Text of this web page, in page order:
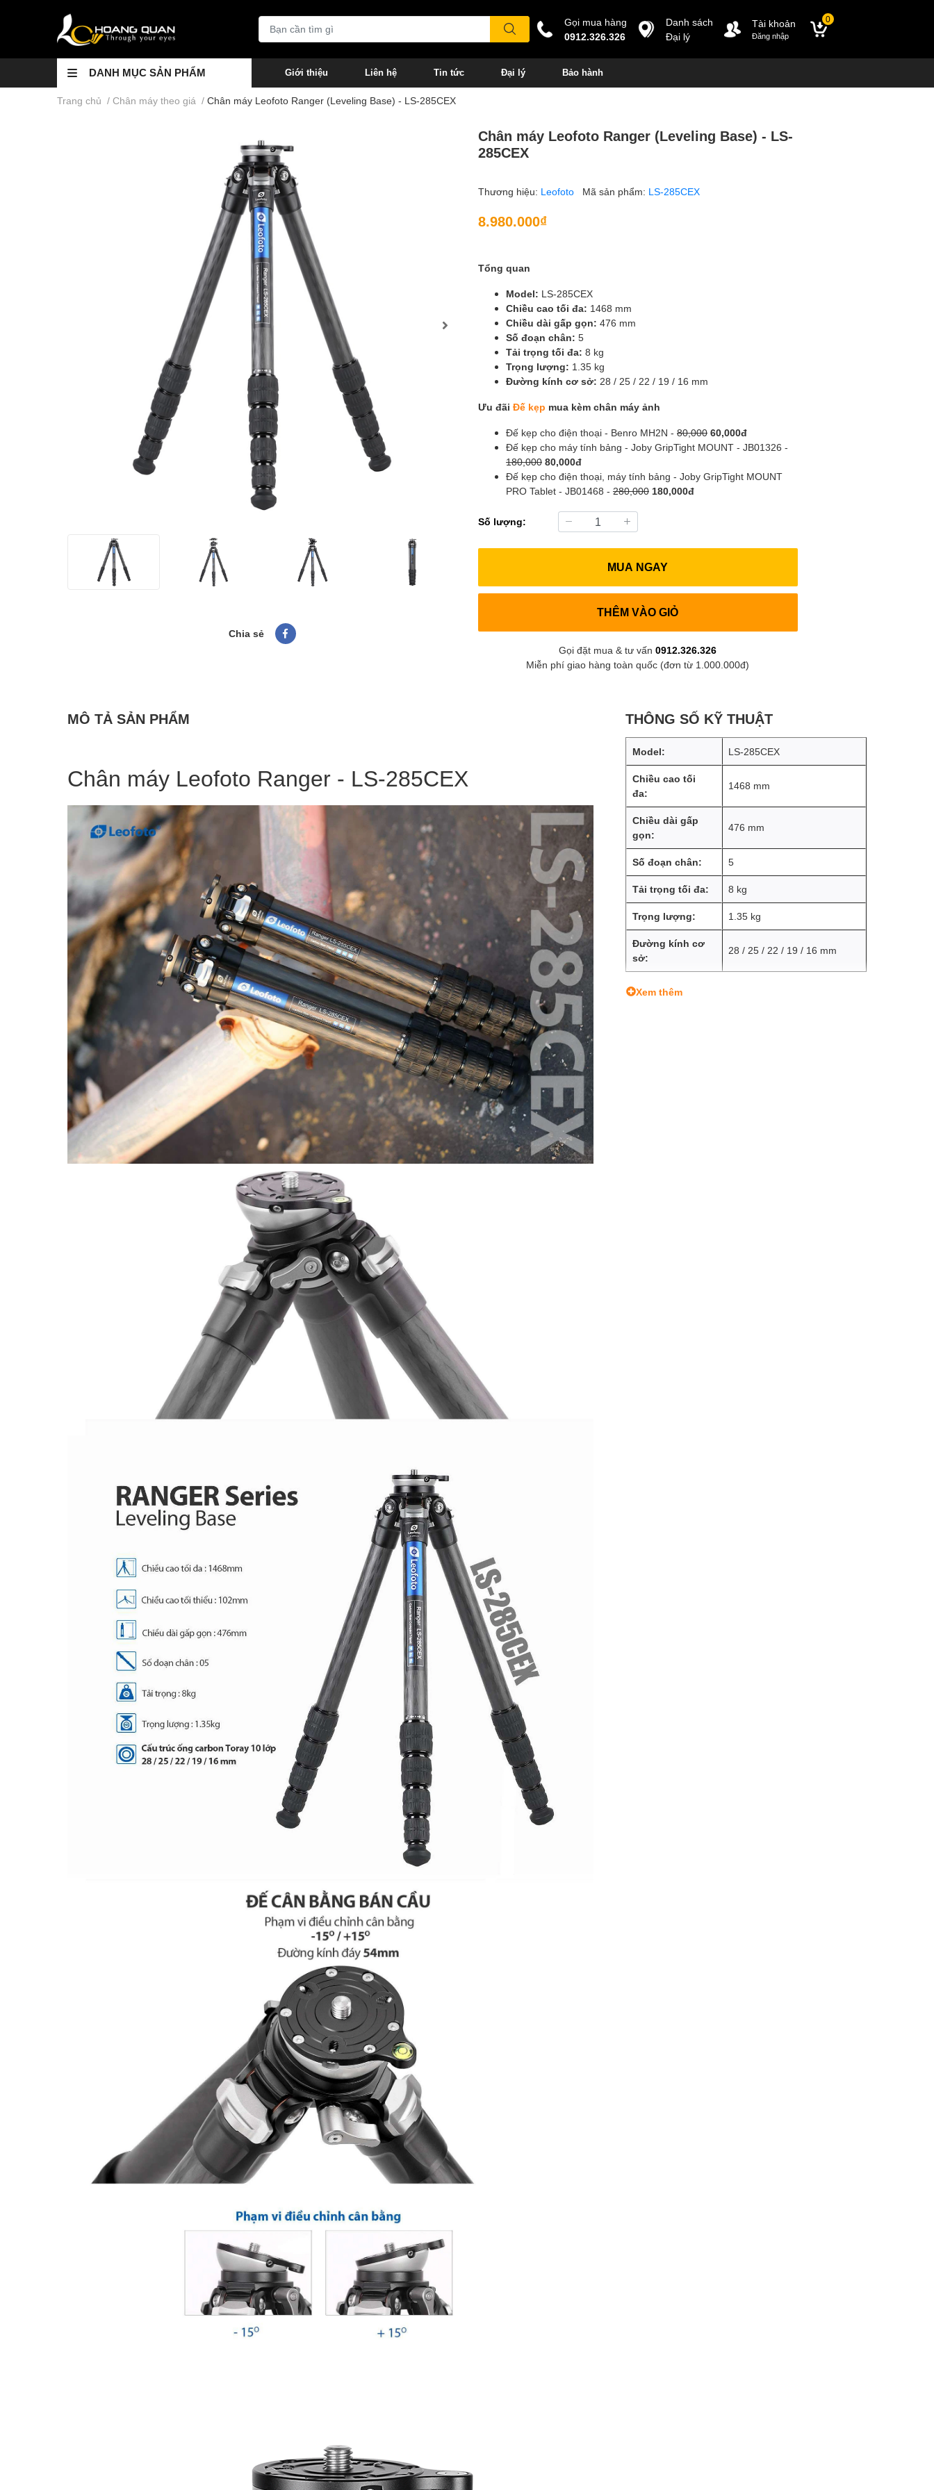
Gọi mua hàng
0912.326.326
Danh sách
Đại lý
Tài khoản
Đăng nhập
0
DANH MỤC SẢN PHẨM Giới thiệu Liên hệ Tin tức Đại lý Bảo hành
Trang chủ / Chân máy theo giá / Chân máy Leofoto Ranger (Leveling Base) - LS-285CEX
Chia sẻ
Chân máy Leofoto Ranger (Leveling Base) - LS-
285CEX
Thương hiệu: Leofoto Mã sản phẩm: LS-285CEX
8.980.000₫
Tổng quan
Model: LS-285CEX
Chiều cao tối đa: 1468 mm
Chiều dài gấp gọn: 476 mm
Số đoạn chân: 5
Tải trọng tối đa: 8 kg
Trọng lượng: 1.35 kg
Đường kính cơ sở: 28 / 25 / 22 / 19 / 16 mm
Ưu đãi Đế kẹp mua kèm chân máy ảnh
Đế kẹp cho điện thoại - Benro MH2N - 80,000 60,000đ
Đế kẹp cho máy tính bảng - Joby GripTight MOUNT - JB01326 -
180,000 80,000đ
Đế kẹp cho điện thoại, máy tính bảng - Joby GripTight MOUNT
PRO Tablet - JB01468 - 280,000 180,000đ
Số lượng:
MUA NGAY
THÊM VÀO GIỎ
Gọi đặt mua & tư vấn0912.326.326
Miễn phí giao hàng toàn quốc (đơn từ 1.000.000đ)
MÔ TẢ SẢN PHẨM
Chân máy Leofoto Ranger - LS-285CEX
THÔNG SỐ KỸ THUẬT
Model: LS-285CEX
Chiều cao tối
đa:
1468 mm
Chiều dài gấp
gọn:
476 mm
Số đoạn chân: 5
Tải trọng tối đa: 8 kg
Trọng lượng: 1.35 kg
Đường kính cơ
sở:
28 / 25 / 22 / 19 / 16 mm
Xem thêm